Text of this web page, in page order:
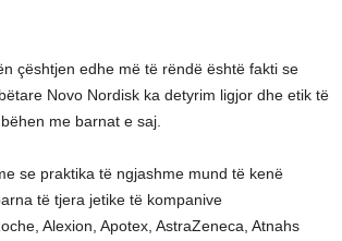
çështjen edhe më të rëndë është fakti se
Novo Nordisk ka detyrim ligjor dhe etik të
me barnat e saj.
se praktika të ngjashme mund të kenë
të tjera jetike të kompanive
Alexion, Apotex, AstraZeneca, Atnahs